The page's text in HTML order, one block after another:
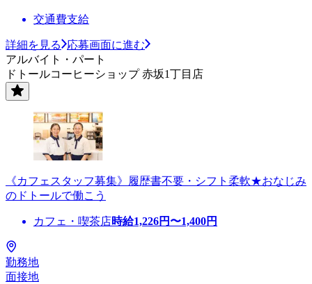
交通費支給
詳細を見る
応募画面に進む
アルバイト・パート
ドトールコーヒーショップ 赤坂1丁目店
《カフェスタッフ募集》履歴書不要・シフト柔軟★おなじみ
のドトールで働こう
カフェ・喫茶店時給1,226円〜1,400円
勤務地
面接地